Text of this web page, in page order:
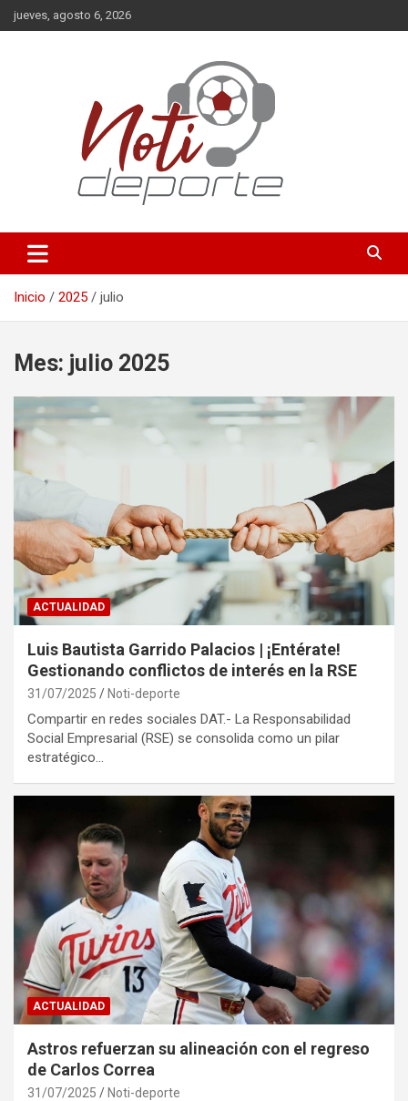
Saltar
al
jueves, agosto 6, 2026
Noti-Deporte
Inicio 2025 julio
Mes: julio 2025
ACTUALIDAD
Luis Bautista Garrido Palacios | ¡Entérate!
Gestionando conflictos de interés en la RSE
31/07/2025 Noti-deporte
Compartir en redes sociales DAT.- La Responsabilidad
Social Empresarial (RSE) se consolida como un pilar
estratégico…
ACTUALIDAD
Astros refuerzan su alineación con el regreso
de Carlos Correa
31/07/2025 Noti-deporte